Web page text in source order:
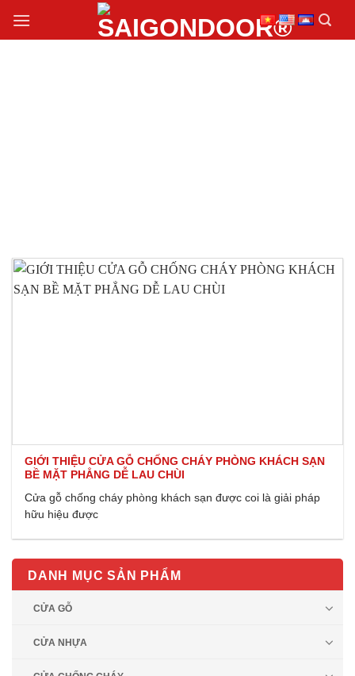
đến
GIỚI THIỆU CỬA GỖ CHỐNG CHÁY PHÒNG KHÁCH SẠN
BỀ MẶT PHẲNG DỄ LAU CHÙI
Cửa gỗ chống cháy phòng khách sạn được coi là giải pháp
hữu hiệu được
DANH MỤC SẢN PHẨM
CỬA GỖ
CỬA NHỰA